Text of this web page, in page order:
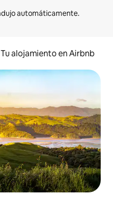
Tu alojamiento en Airbnb